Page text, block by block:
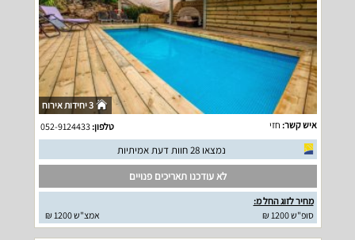
3 יחידות אירוח
איש קשר: חזי טלפון:052-9124433
נמצאו 28 חוות דעת אמיתיות
לא עודכנו תאריכים פנויים
מחיר לזוג החל מ:
סופ"ש 1200 ₪
אמצ"ש 1200 ₪